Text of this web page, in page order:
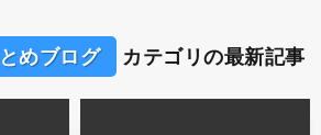
めブログ カテゴリの最新記事